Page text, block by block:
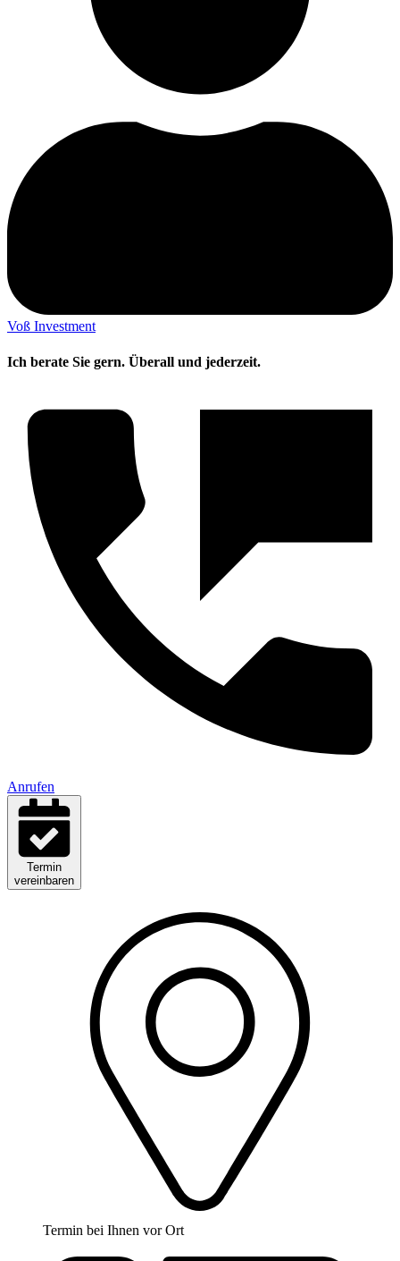
Voß Investment
Ich berate Sie gern. Überall und jederzeit.
Anrufen
Termin
vereinbaren
Termin bei Ihnen vor Ort